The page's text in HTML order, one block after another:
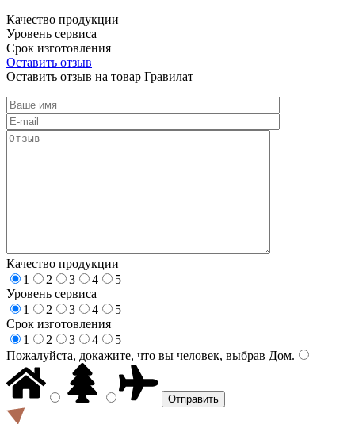
Качество продукции
Уровень сервиса
Срок изготовления
Оставить отзыв
Оставить отзыв на товар Гравилат
Качество продукции
1
2 3 4
5
Уровень сервиса
1
2 3 4
5
Срок изготовления
1
2 3 4
5
Пожалуйста, докажите, что вы человек, выбрав Дом.